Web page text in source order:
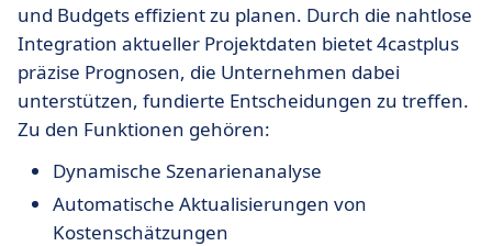
und Budgets effizient zu planen. Durch die nahtlose
Integration aktueller Projektdaten bietet 4castplus
präzise Prognosen, die Unternehmen dabei
unterstützen, fundierte Entscheidungen zu treffen.
Zu den Funktionen gehören:
Dynamische Szenarienanalyse
Automatische Aktualisierungen von
Kostenschätzungen